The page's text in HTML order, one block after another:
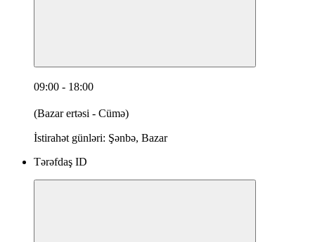
09:00 - 18:00
(Bazar ertəsi - Cümə)
İstirahət günləri: Şənbə, Bazar
Tərəfdaş ID